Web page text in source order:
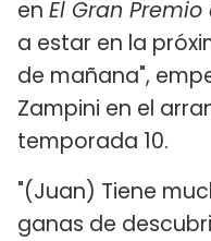
en El Gran
a estar en la
de mañana",
Zampini en el
temporada 10.
"(Juan) Tiene
ganas de